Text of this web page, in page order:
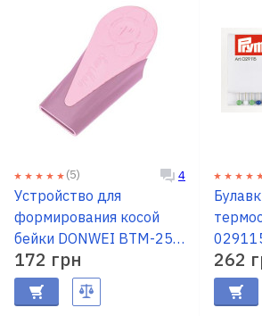
(5) 4
Устройство для
формирования косой
бейки DONWEI BTM-25,
25 мм
172 грн 262